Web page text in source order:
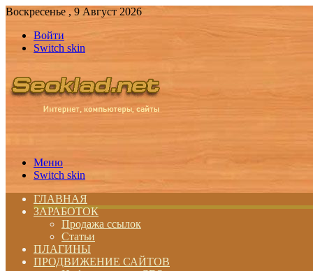
Воскресенье , 9 Август 2026
Войти
Switch skin
Меню
Switch skin
ГЛАВНАЯ
ЗАРАБОТОК
Продажа ссылок
Статьи
ПЛАГИНЫ
ПРОДВИЖЕНИЕ САЙТОВ